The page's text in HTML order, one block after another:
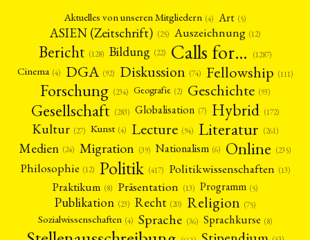
Aktuelles von unseren Mitgliedern (4) Art (5)
ASIEN (Zeitschrift) (25) Auszeichnung (12)
Bericht (128) Bildung (22) Calls for… (1287)
Cinema (4) DGA (92) Diskussion (74) Fellowship (111)
Forschung (234) Geografie (2) Geschichte (93)
Gesellschaft (283) Globalisation (7) Hybrid (172)
Kultur (27) Kunst (4) Lecture (94) Literatur (261)
Medien (24) Migration (39) Nationalism (6) Online (235)
Philosophie (12) Politik (417) Politikwissenschaften (13)
Praktikum (8) Präsentation (13) Programm (5)
Publikation (23) Recht (20) Religion (75)
Sozialwissenschaften (4) Sprache (36) Sprachkurse (8)